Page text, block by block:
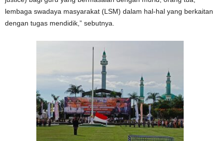
lembaga swadaya masyarakat (LSM) dalam hal-hal yang berkaitan
dengan tugas mendidik,” sebutnya.